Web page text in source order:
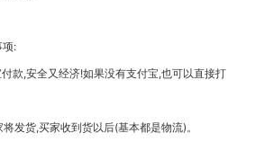
项:
款,安全又经济!如果没有支付宝,也可以直接打
发货,买家收到货以后(基本都是物流)。